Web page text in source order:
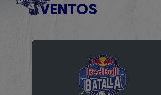
EVENTOS